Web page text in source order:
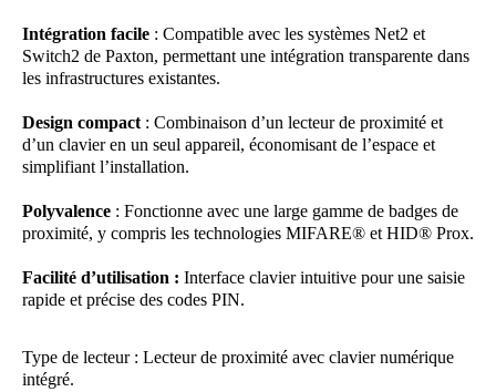
Intégration facile : Compatible avec les systèmes Net2 et
Switch2 de Paxton, permettant une intégration transparente dans
les infrastructures existantes.
Design compact : Combinaison d’un lecteur de proximité et
d’un clavier en un seul appareil, économisant de l’espace et
simplifiant l’installation.
Polyvalence : Fonctionne avec une large gamme de badges de
proximité, y compris les technologies MIFARE® et HID® Prox.
Facilité d’utilisation : Interface clavier intuitive pour une saisie
rapide et précise des codes PIN.
Type de lecteur : Lecteur de proximité avec clavier numérique
intégré.